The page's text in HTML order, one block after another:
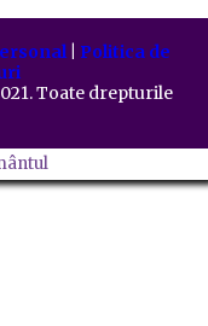
| Politica de
Toate drepturile